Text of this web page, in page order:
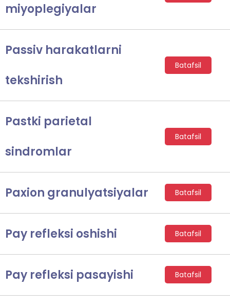
miyoplegiyalar
Passiv harakatlarni
tekshirish
Batafsil
Pastki parietal
sindromlar
Batafsil
Paxion granulyatsiyalar Batafsil
Pay refleksi oshishi Batafsil
Pay refleksi pasayishi Batafsil